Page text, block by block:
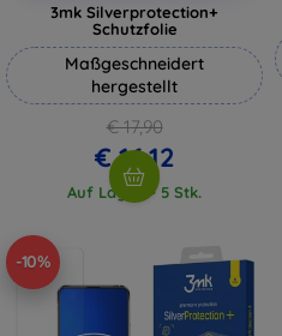
3mk Silverprotection+
Schutzfolie
Maßgeschneidert
hergestellt
€ 17,90
€ 16,12
Auf Lager > 5 Stk.
-10%